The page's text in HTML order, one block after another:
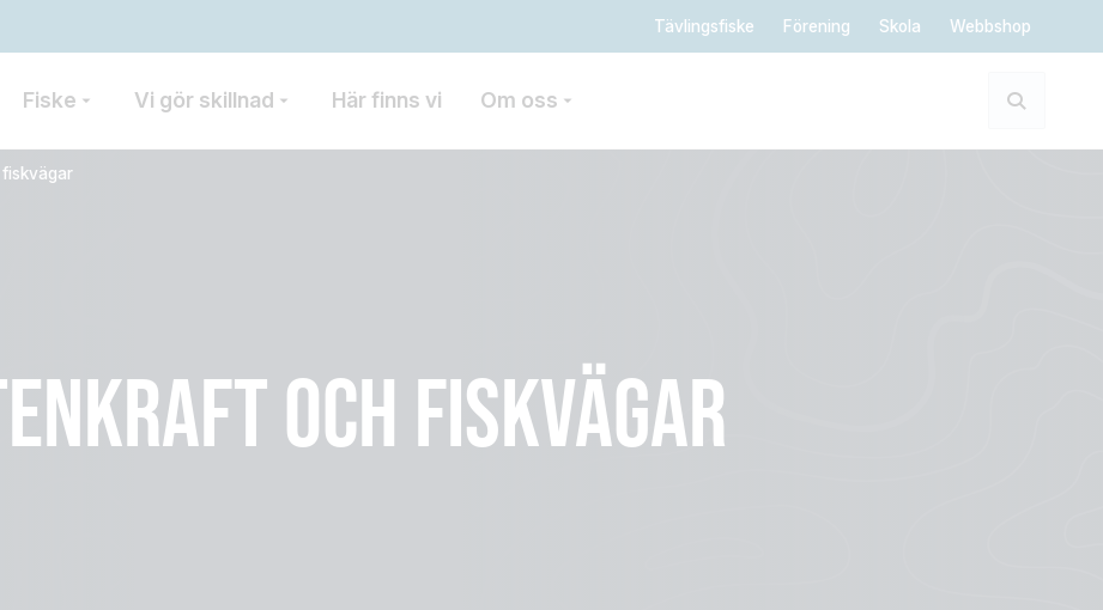
Tävlingsfiske Förening Skola Webbshop
Fiske Vi gör skillnad Här finns vi Om oss
OCH FISKVÄGAR